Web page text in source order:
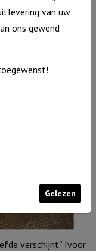
verschijnt” Ivoor
van uw
ons gewend
Gelezen